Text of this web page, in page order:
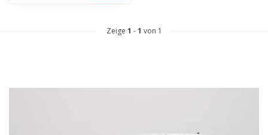
Zeige 1 -1 von 1